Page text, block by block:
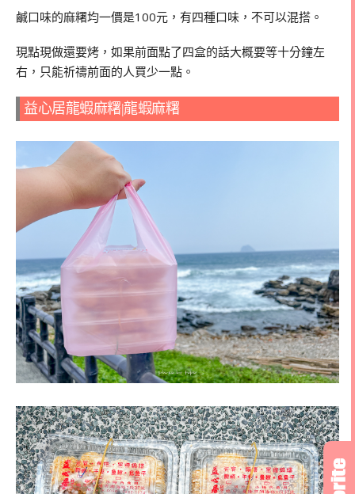
鹹口味的麻糬均一價是100元，有四種口味，不可以混搭。
現點現做還要烤，如果前面點了四盒的話大概要等十分鐘左
右，只能祈禱前面的人買少一點。
益心居龍蝦麻糬|龍蝦麻糬